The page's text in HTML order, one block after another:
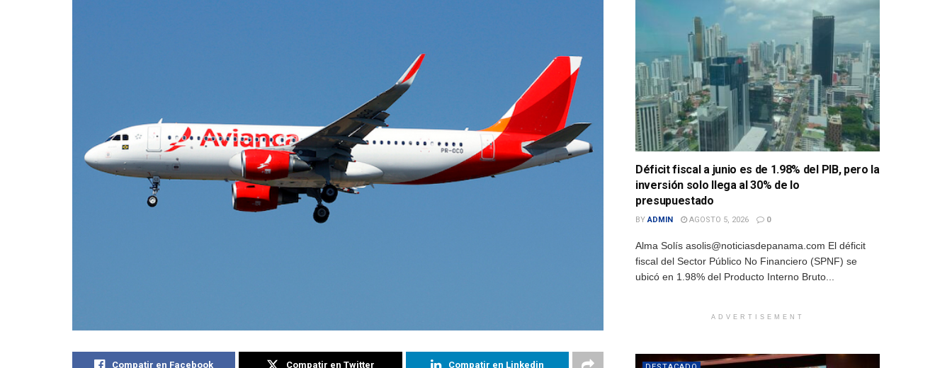
Compatir en Facebook Compatir en Twitter Compatir en Linkedin
Déficit fiscal a junio es de 1.98% del PIB, pero la
inversión solo llega al 30% de lo
presupuestado
BY ADMIN AGOSTO 5, 2026 0
Alma Solís asolis@noticiasdepanama.com El déficit
fiscal del Sector Público No Financiero (SPNF) se
ubicó en 1.98% del Producto Interno Bruto...
ADVERTISEMENT